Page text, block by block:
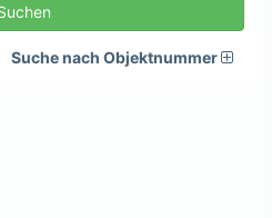
Suche nach Objektnummer